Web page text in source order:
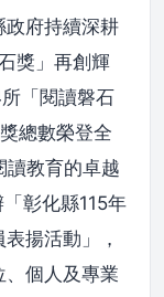
政府持續深耕
獎」再創輝
「閱讀磐石
總數榮登全
讀教育的卓越
彰化縣115年
揚活動」，
、個人及專業